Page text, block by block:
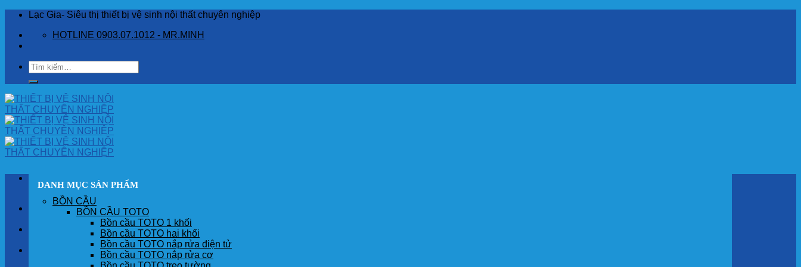
Skip
content
Lạc Gia- Siêu thị thiết bị vệ sinh nội thất chuyên nghiệp
HOTLINE 0903.07.1012 - MR.MINH
Tìm
kiếm:
TRANG CHỦ
DANH MỤC SẢN PHẨM
BỒN CẦU
BỒN CẦU TOTO
Bồn cầu TOTO 1 khối
Bồn cầu TOTO hai khối
Bồn cầu TOTO nắp rửa điện tử
Bồn cầu TOTO nắp rửa cơ